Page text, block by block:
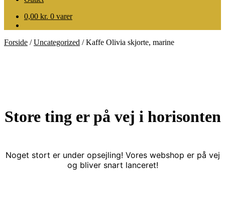
0,00 kr. 0 varer
Forside /Uncategorized /Kaffe Olivia skjorte, marine
Store ting er på vej i horisonten
Noget stort er under opsejling! Vores webshop er på vej
og bliver snart lanceret!